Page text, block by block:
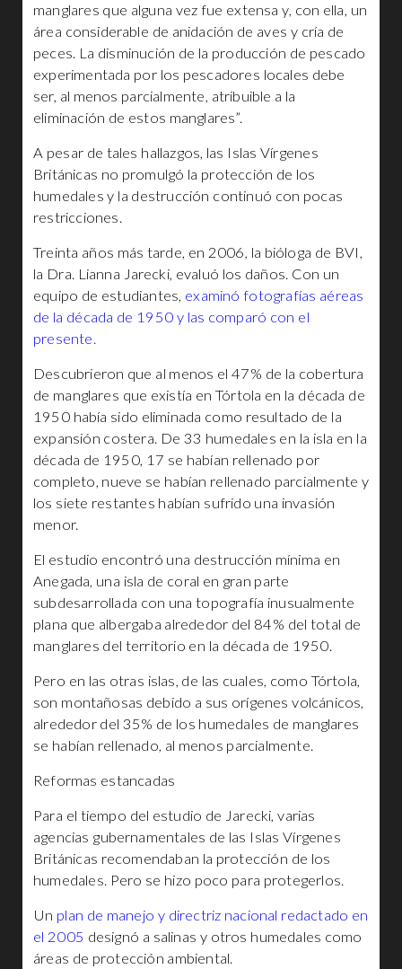
manglares que alguna vez fue extensa y, con ella, un
área considerable de anidación de aves y cría de
peces. La disminución de la producción de pescado
experimentada por los pescadores locales debe
ser, al menos parcialmente, atribuible a la
eliminación de estos manglares”.
A pesar de tales hallazgos, las Islas Vírgenes
Británicas no promulgó la protección de los
humedales y la destrucción continuó con pocas
restricciones.
Treinta años más tarde, en 2006, la bióloga de BVI,
la Dra. Lianna Jarecki, evaluó los daños. Con un
equipo de estudiantes, examinó fotografías aéreas
de la década de 1950 y las comparó con el
presente.
Descubrieron que al menos el 47% de la cobertura
de manglares que existía en Tórtola en la década de
1950 había sido eliminada como resultado de la
expansión costera. De 33 humedales en la isla en la
década de 1950, 17 se habían rellenado por
completo, nueve se habían rellenado parcialmente y
los siete restantes habían sufrido una invasión
menor.
El estudio encontró una destrucción mínima en
Anegada, una isla de coral en gran parte
subdesarrollada con una topografía inusualmente
plana que albergaba alrededor del 84% del total de
manglares del territorio en la década de 1950.
Pero en las otras islas, de las cuales, como Tórtola,
son montañosas debido a sus orígenes volcánicos,
alrededor del 35% de los humedales de manglares
se habían rellenado, al menos parcialmente.
Reformas estancadas
Para el tiempo del estudio de Jarecki, varias
agencias gubernamentales de las Islas Vírgenes
Británicas recomendaban la protección de los
humedales. Pero se hizo poco para protegerlos.
Un plan de manejo y directriz nacional redactado en
el 2005 designó a salinas y otros humedales como
áreas de protección ambiental.